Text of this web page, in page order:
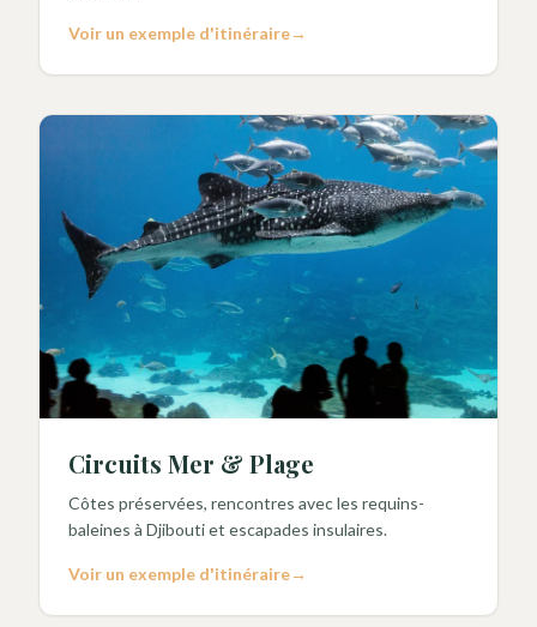
Voir un exemple d'itinéraire→
Circuits Mer & Plage
Côtes préservées, rencontres avec les requins-
baleines à Djibouti et escapades insulaires.
Voir un exemple d'itinéraire→